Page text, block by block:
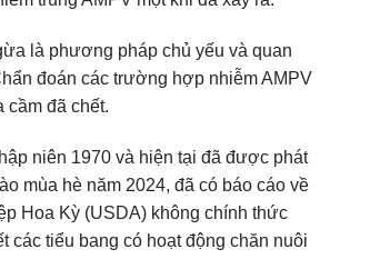
là phương pháp chủ yếu và quan
đoán các trường hợp nhiễm AMPV
cầm đã chết.
niên 1970 và hiện tại đã được phát
mùa hè năm 2024, đã có báo cáo về
Hoa Kỳ (USDA) không chính thức
các tiểu bang có hoạt động chăn nuôi